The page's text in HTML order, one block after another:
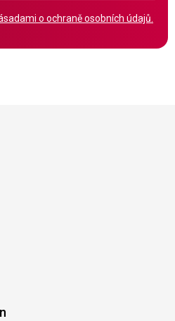
o ochraně osobních údajů.